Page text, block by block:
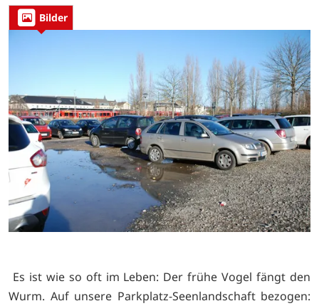
Bilder
Es ist wie so oft im Leben: Der frühe Vogel fängt den
Wurm. Auf unsere Parkplatz-Seenlandschaft bezogen: